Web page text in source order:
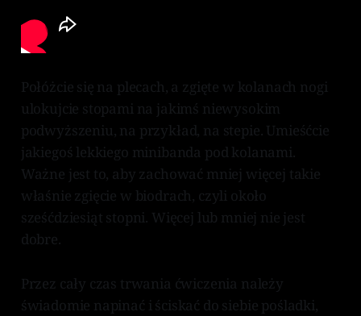
Połóżcie się na plecach, a zgięte w kolanach nogi
ulokujcie stopami na jakimś niewysokim
podwyższeniu, na przykład, na stepie. Umieśćcie
jakiegoś lekkiego minibanda pod kolanami.
Ważne jest to, aby zachować mniej więcej takie
właśnie zgięcie w biodrach, czyli około
sześćdziesiąt stopni. Więcej lub mniej nie jest
dobre.
Przez cały czas trwania ćwiczenia należy
świadomie napinać i ściskać do siebie pośladki,